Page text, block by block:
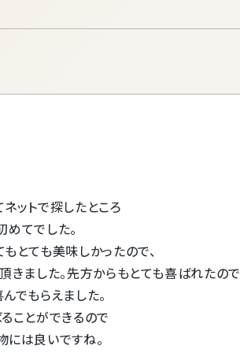
ットで探したところ
てでした。
とても美味しかったので、
きました。先方からもとても喜ばれたので
でもらえました。
ことができるので
は良いですね。